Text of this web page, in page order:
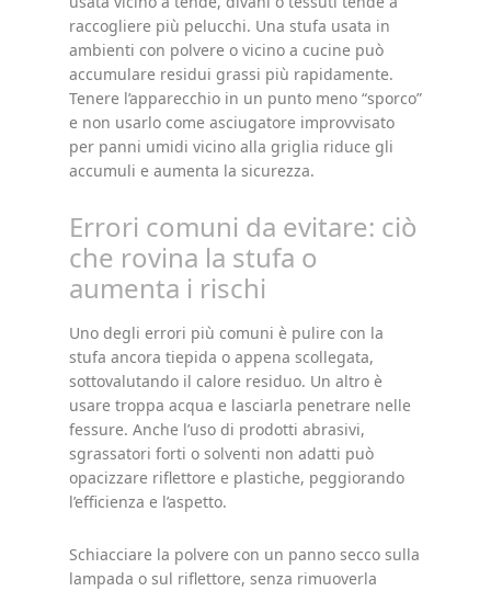
raccogliere più pelucchi. Una stufa usata in
ambienti con polvere o vicino a cucine può
accumulare residui grassi più rapidamente.
Tenere l’apparecchio in un punto meno “sporco”
e non usarlo come asciugatore improvvisato
per panni umidi vicino alla griglia riduce gli
accumuli e aumenta la sicurezza.
Errori comuni da evitare: ciò
che rovina la stufa o
aumenta i rischi
Uno degli errori più comuni è pulire con la
stufa ancora tiepida o appena scollegata,
sottovalutando il calore residuo. Un altro è
usare troppa acqua e lasciarla penetrare nelle
fessure. Anche l’uso di prodotti abrasivi,
sgrassatori forti o solventi non adatti può
opacizzare riflettore e plastiche, peggiorando
l’efficienza e l’aspetto.
Schiacciare la polvere con un panno secco sulla
lampada o sul riflettore, senza rimuoverla